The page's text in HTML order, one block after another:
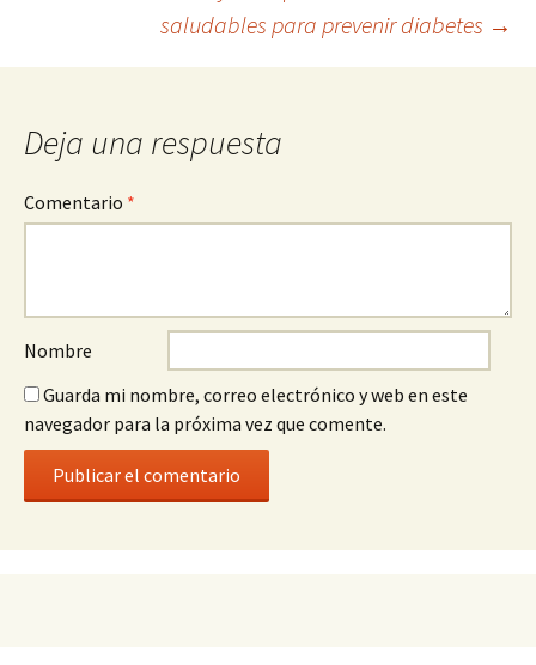
entrada
saludables para prevenir diabetes →
Deja una respuesta
Comentario *
Nombre
Guarda mi nombre, correo electrónico y web en este
navegador para la próxima vez que comente.